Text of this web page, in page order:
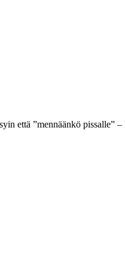
että ”mennäänkö pissalle”